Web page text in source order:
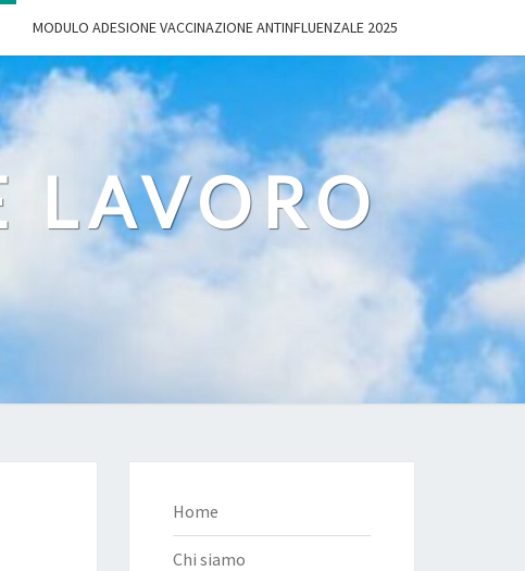
MODULO ADESIONE VACCINAZIONE ANTINFLUENZALE 2025
LAVORO
Home
Chi siamo